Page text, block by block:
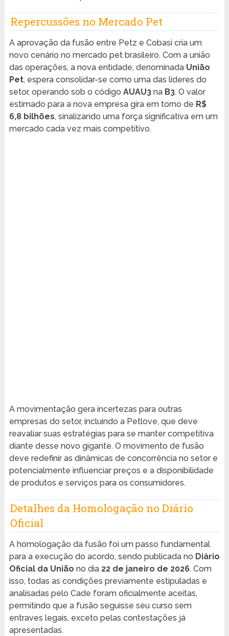
Repercussões no Mercado Pet
A aprovação da fusão entre Petz e Cobasi cria um
novo cenário no mercado pet brasileiro. Com a união
das operações, a nova entidade, denominada União
Pet, espera consolidar-se como uma das líderes do
setor, operando sob o código AUAU3na B3. O valor
estimado para a nova empresa gira em torno de R$
6,8 bilhões, sinalizando uma força significativa em um
mercado cada vez mais competitivo.
A movimentação gera incertezas para outras
empresas do setor, incluindo a Petlove, que deve
reavaliar suas estratégias para se manter competitiva
diante desse novo gigante. O movimento de fusão
deve redefinir as dinâmicas de concorrência no setor e
potencialmente influenciar preços e a disponibilidade
de produtos e serviços para os consumidores.
Detalhes da Homologação no Diário
Oficial
A homologação da fusão foi um passo fundamental
para a execução do acordo, sendo publicada no Diário
Oficial da União no dia 22 de janeiro de 2026. Com
isso, todas as condições previamente estipuladas e
analisadas pelo Cade foram oficialmente aceitas,
permitindo que a fusão seguisse seu curso sem
entraves legais, exceto pelas contestações já
apresentadas.